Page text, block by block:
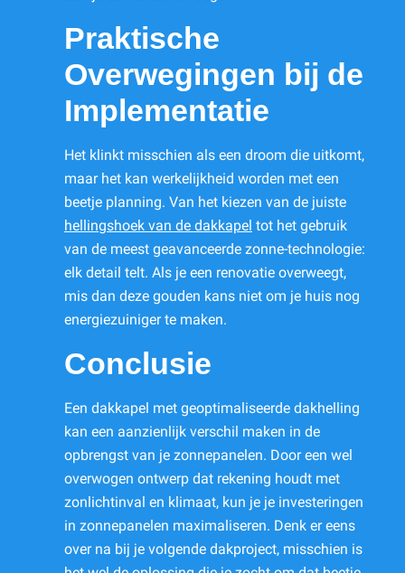
Praktische
Overwegingen bij de
Implementatie
Het klinkt misschien als een droom die uitkomt,
maar het kan werkelijkheid worden met een
beetje planning. Van het kiezen van de juiste
hellingshoek van de dakkapel tot het gebruik
van de meest geavanceerde zonne-technologie:
elk detail telt. Als je een renovatie overweegt,
mis dan deze gouden kans niet om je huis nog
energiezuiniger te maken.
Conclusie
Een dakkapel met geoptimaliseerde dakhelling
kan een aanzienlijk verschil maken in de
opbrengst van je zonnepanelen. Door een wel
overwogen ontwerp dat rekening houdt met
zonlichtinval en klimaat, kun je je investeringen
in zonnepanelen maximaliseren. Denk er eens
over na bij je volgende dakproject, misschien is